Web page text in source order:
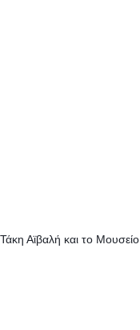
Αϊβαλή και το Μουσείο